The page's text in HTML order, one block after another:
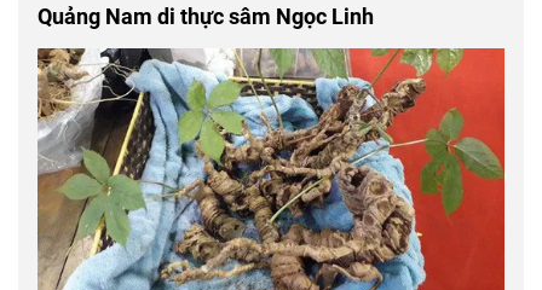
Quảng Nam di thực sâm Ngọc Linh